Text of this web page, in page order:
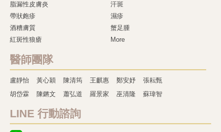
脂漏性皮膚炎
汗斑
帶狀皰疹
濕疹
酒糟膚質
蟹足腫
紅斑性狼瘡
More
醫師團隊
盧靜怡 黃心穎 陳清筠 王麒惠 鄭安妤
張耘甄
胡岱霖
陳鏘文 蕭弘道 羅景家 巫清隆 蘇瑋智
LINE 行動諮詢